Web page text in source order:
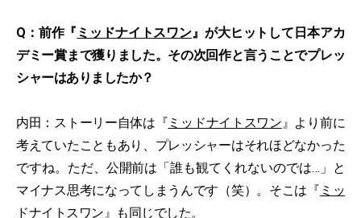
Q：前作『 ミッドナイトスワン』が大ヒットして日本アカ
デミー賞まで獲りました。その次回作と言うことでプレッ
シャーはありましたか？
内田：ストーリー自体は『 ミッドナイトスワン』より前に
考えていたこともあり、プレッシャーはそれほどなかった
ですね。ただ、公開前は「誰も観てくれないのでは…」と
マイナス思考になってしまうんです（笑）。そこは『 ミッ
ドナイトスワン』も同じでした。